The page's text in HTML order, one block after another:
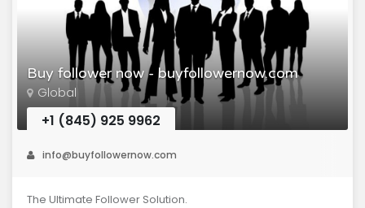
Buy follower now - buyfollowernow.com
Global
+1 (845) 925 9962
info@buyfollowernow.com
The Ultimate Follower Solution.